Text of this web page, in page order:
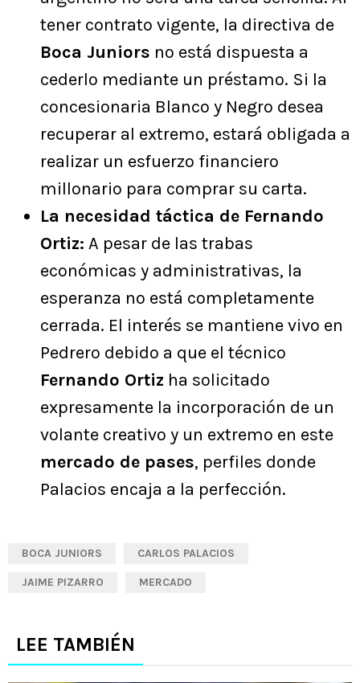
tener contrato vigente, la directiva de
Boca Juniors no está dispuesta a
cederlo mediante un préstamo. Si la
concesionaria Blanco y Negro desea
recuperar al extremo, estará obligada a
realizar un esfuerzo financiero
millonario para comprar su carta.
La necesidad táctica de Fernando
Ortiz: A pesar de las trabas
económicas y administrativas, la
esperanza no está completamente
cerrada. El interés se mantiene vivo en
Pedrero debido a que el técnico
Fernando Ortiz ha solicitado
expresamente la incorporación de un
volante creativo y un extremo en este
mercado de pases, perfiles donde
Palacios encaja a la perfección.
BOCA JUNIORS CARLOS PALACIOS
JAIME PIZARRO MERCADO
LEE TAMBIÉN